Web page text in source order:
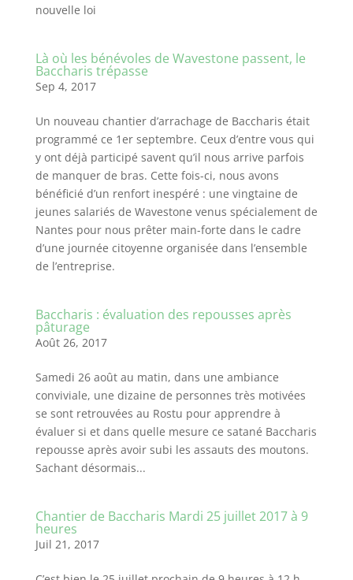
nouvelle loi
Là où les bénévoles de Wavestone passent, le
Baccharis trépasse
Sep 4, 2017
Un nouveau chantier d’arrachage de Baccharis était
programmé ce 1er septembre. Ceux d’entre vous qui
y ont déjà participé savent qu’il nous arrive parfois
de manquer de bras. Cette fois-ci, nous avons
bénéficié d’un renfort inespéré : une vingtaine de
jeunes salariés de Wavestone venus spécialement de
Nantes pour nous prêter main-forte dans le cadre
d’une journée citoyenne organisée dans l’ensemble
de l’entreprise.
Baccharis : évaluation des repousses après
pâturage
Août 26, 2017
Samedi 26 août au matin, dans une ambiance
conviviale, une dizaine de personnes très motivées
se sont retrouvées au Rostu pour apprendre à
évaluer si et dans quelle mesure ce satané Baccharis
repousse après avoir subi les assauts des moutons.
Sachant désormais...
Chantier de Baccharis Mardi 25 juillet 2017 à 9
heures
Juil 21, 2017